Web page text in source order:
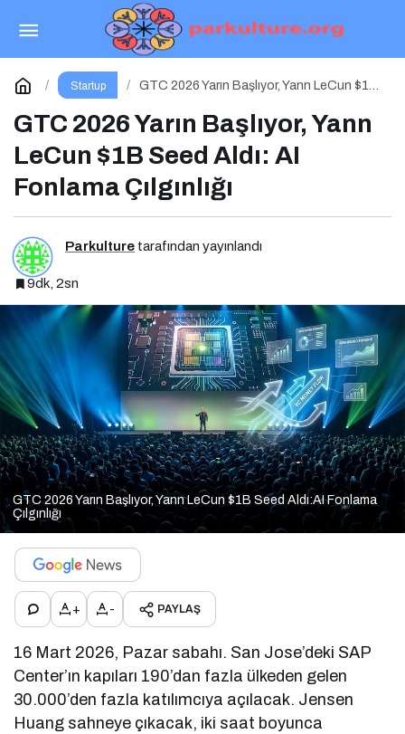
Startup
GTC 2026 Yarın Başlıyor, Yann LeCun $1B
GTC 2026 Yarın Başlıyor, Yann
LeCun $1B Seed Aldı: AI
Fonlama Çılgınlığı
Parkulture tarafından yayınlandı
9dk, 2sn
GTC 2026 Yarın Başlıyor, Yann LeCun $1B Seed Aldı:AI Fonlama
Çılgınlığı
+ - PAYLAŞ
16 Mart 2026, Pazar sabahı. San Jose’deki SAP
Center’ın kapıları 190’dan fazla ülkeden gelen
30.000’den fazla katılımcıya açılacak. Jensen
Huang sahneye çıkacak, iki saat boyunca
Mürsel Ferhat Sağlam Balkan E-Commerce
Summit’e Konuştu
Yorum Yap